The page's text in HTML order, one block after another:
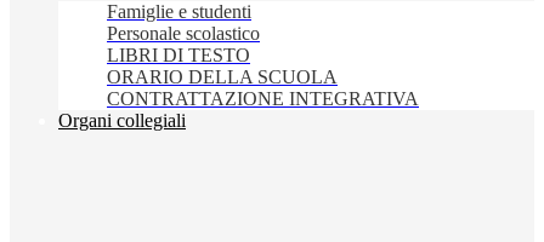
Famiglie e studenti
Personale scolastico
LIBRI DI TESTO
ORARIO DELLA SCUOLA
CONTRATTAZIONE INTEGRATIVA
Organi collegiali